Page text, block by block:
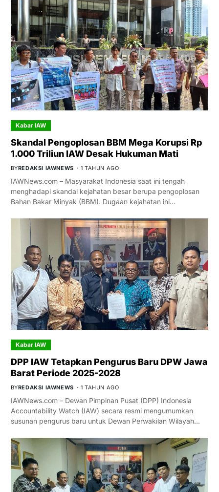
Kabar IAW
Skandal Pengoplosan BBM Mega Korupsi Rp
1.000 Triliun IAW Desak Hukuman Mati
BYREDAKSI IAWNEWS 1 TAHUN AGO
IAWNews.com – Masyarakat Indonesia saat ini tengah
menghadapi skandal kejahatan besar berupa pengoplosan
Bahan Bakar Minyak (BBM). Dugaan kejahatan ini…
Kabar IAW
DPP IAW Tetapkan Pengurus Baru DPW Jawa
Barat Periode 2025-2028
BYREDAKSI IAWNEWS 1 TAHUN AGO
IAWNews.com – Dewan Pimpinan Pusat (DPP) Indonesia
Accountability Watch (IAW) secara resmi mengumumkan
susunan pengurus baru untuk Dewan Perwakilan Wilayah…